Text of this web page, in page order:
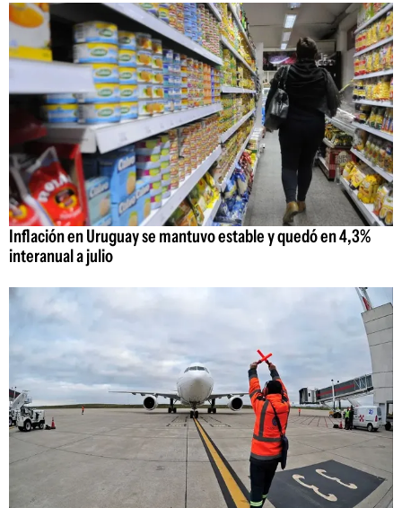
Inflación en Uruguay se mantuvo estable y quedó en 4,3%
interanual a julio